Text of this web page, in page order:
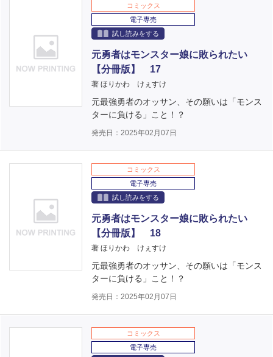
コミックス
電子専売
試し読みをする
元勇者はモンスター娘に敗られたい
【分冊版】 17
著 ほりかわ けぇすけ
元最強勇者のオッサン、その願いは「モンス
ターに負ける」こと！？
発売日：2025年02月07日
コミックス
電子専売
試し読みをする
元勇者はモンスター娘に敗られたい
【分冊版】 18
著 ほりかわ けぇすけ
元最強勇者のオッサン、その願いは「モンス
ターに負ける」こと！？
発売日：2025年02月07日
コミックス
電子専売